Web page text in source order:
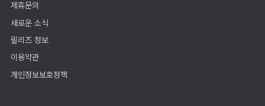
제휴문의
새로운 소식
릴리즈 정보
이용약관
개인정보보호정책